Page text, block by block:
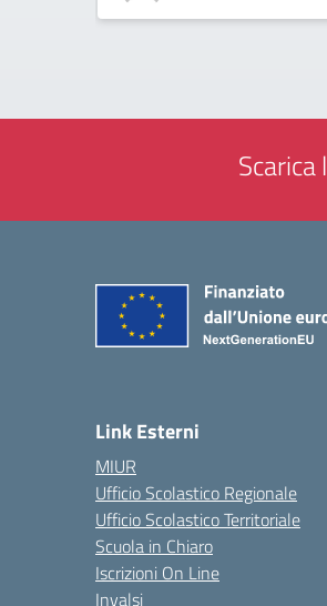
Link Esterni
MIUR
Ufficio Scolastico Regionale
Ufficio Scolastico Territoriale
Scuola in Chiaro
Iscrizioni On Line
Invalsi